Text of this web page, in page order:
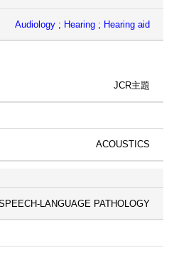
Audiology ; Hearing ; Hearing aid
JCR主題
ACOUSTICS
LANGUAGE PATHOLOGY